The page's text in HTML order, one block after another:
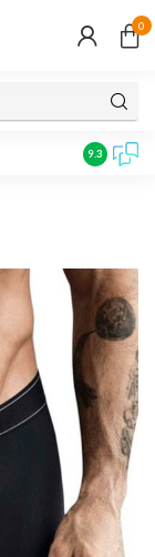
0
9.3